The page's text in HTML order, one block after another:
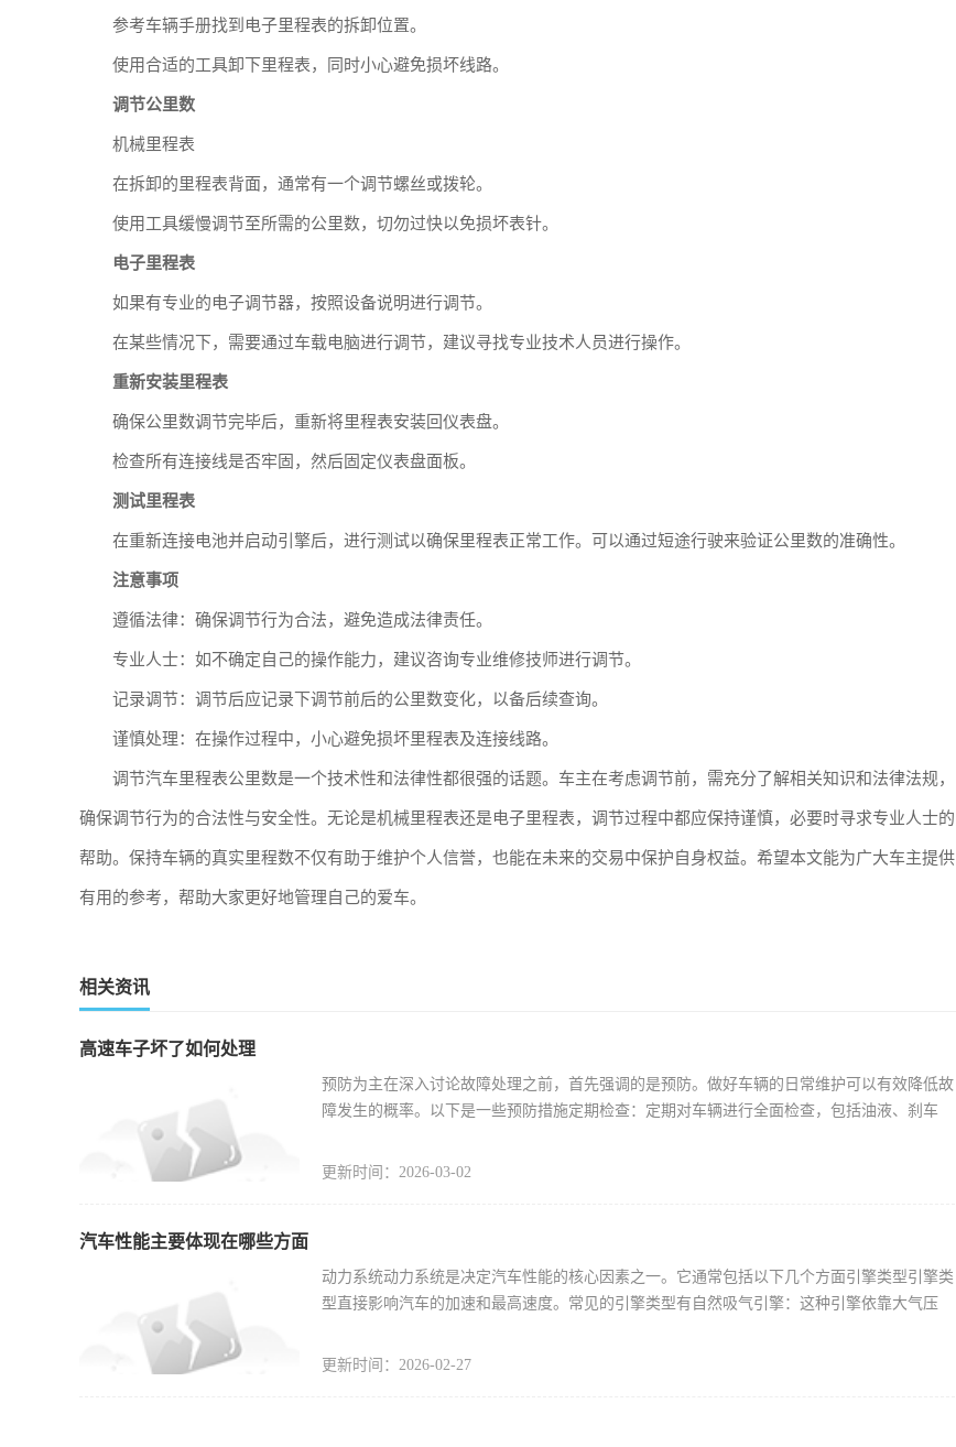
参考车辆手册找到电子里程表的拆卸位置。
使用合适的工具卸下里程表，同时小心避免损坏线路。
调节公里数
机械里程表
在拆卸的里程表背面，通常有一个调节螺丝或拨轮。
使用工具缓慢调节至所需的公里数，切勿过快以免损坏表针。
电子里程表
如果有专业的电子调节器，按照设备说明进行调节。
在某些情况下，需要通过车载电脑进行调节，建议寻找专业技术人员进行操作。
重新安装里程表
确保公里数调节完毕后，重新将里程表安装回仪表盘。
检查所有连接线是否牢固，然后固定仪表盘面板。
测试里程表
在重新连接电池并启动引擎后，进行测试以确保里程表正常工作。可以通过短途行驶来验证公里数的准确性。
注意事项
遵循法律：确保调节行为合法，避免造成法律责任。
专业人士：如不确定自己的操作能力，建议咨询专业维修技师进行调节。
记录调节：调节后应记录下调节前后的公里数变化，以备后续查询。
谨慎处理：在操作过程中，小心避免损坏里程表及连接线路。
调节汽车里程表公里数是一个技术性和法律性都很强的话题。车主在考虑调节前，需充分了解相关知识和法律法规，
确保调节行为的合法性与安全性。无论是机械里程表还是电子里程表，调节过程中都应保持谨慎，必要时寻求专业人士的
帮助。保持车辆的真实里程数不仅有助于维护个人信誉，也能在未来的交易中保护自身权益。希望本文能为广大车主提供
有用的参考，帮助大家更好地管理自己的爱车。
相关资讯
高速车子坏了如何处理
预防为主在深入讨论故障处理之前，首先强调的是预防。做好车辆的日常维护可以有效降低故
障发生的概率。以下是一些预防措施定期检查：定期对车辆进行全面检查，包括油液、刹车
更新时间：2026-03-02
汽车性能主要体现在哪些方面
动力系统动力系统是决定汽车性能的核心因素之一。它通常包括以下几个方面引擎类型引擎类
型直接影响汽车的加速和最高速度。常见的引擎类型有自然吸气引擎：这种引擎依靠大气压
更新时间：2026-02-27